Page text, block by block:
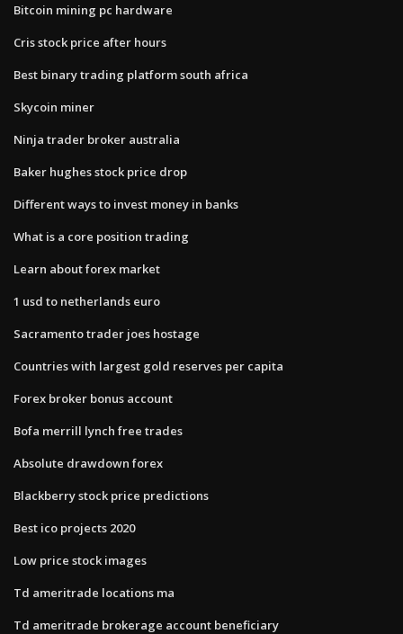
Bitcoin mining pc hardware
Cris stock price after hours
Best binary trading platform south africa
Skycoin miner
Ninja trader broker australia
Baker hughes stock price drop
Different ways to invest money in banks
What is a core position trading
Learn about forex market
1 usd to netherlands euro
Sacramento trader joes hostage
Countries with largest gold reserves per capita
Forex broker bonus account
Bofa merrill lynch free trades
Absolute drawdown forex
Blackberry stock price predictions
Best ico projects 2020
Low price stock images
Td ameritrade locations ma
Td ameritrade brokerage account beneficiary